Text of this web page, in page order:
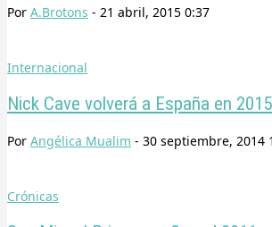
Por A.Brotons - 21 abril, 2015 0:37
Internacional
Nick Cave volverá a España en 2015
Por Angélica Mualim - 30 septiembre, 2014
Crónicas